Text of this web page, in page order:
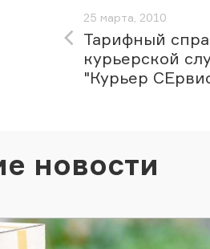
25 марта, 2010
Тарифный
курьерской
"Курьер
новости